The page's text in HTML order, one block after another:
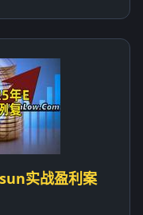
实战盈利案